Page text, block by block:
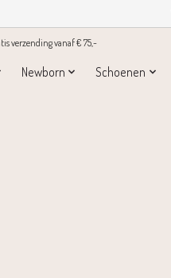
verzending vanaf € 75,-
Newborn Schoenen